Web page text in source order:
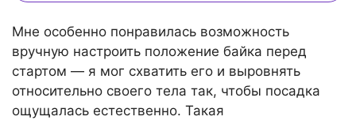
Мне особенно понравилась возможность
вручную настроить положение байка перед
стартом — я мог схватить его и выровнять
относительно своего тела так, чтобы посадка
ощущалась естественно. Такая